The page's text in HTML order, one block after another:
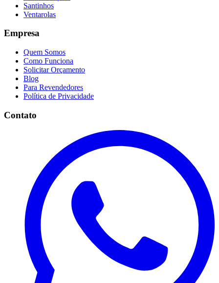
Santinhos
Ventarolas
Empresa
Quem Somos
Como Funciona
Solicitar Orçamento
Blog
Para Revendedores
Política de Privacidade
Contato